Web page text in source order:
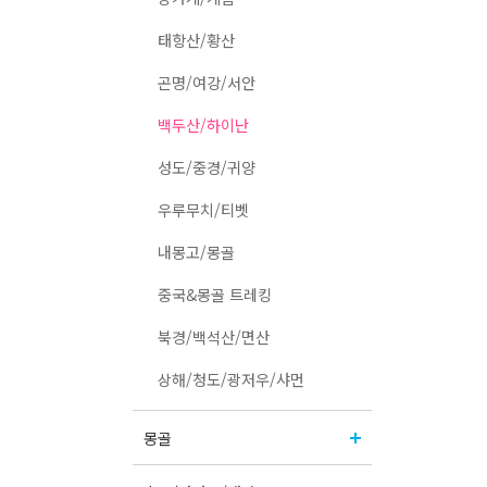
태항산/황산
곤명/여강/서안
백두산/하이난
성도/중경/귀양
우루무치/티벳
내몽고/몽골
중국&몽골 트레킹
북경/백석산/면산
상해/청도/광저우/샤먼
몽골